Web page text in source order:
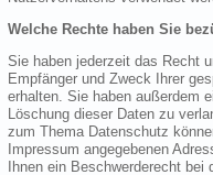
Welche Rechte haben Sie
Sie haben jederzeit das Recht
Empfänger und Zweck Ihrer
erhalten. Sie haben außerdem
Löschung dieser Daten zu
zum Thema Datenschutz
Impressum angegebenen
Ihnen ein Beschwerderecht bei